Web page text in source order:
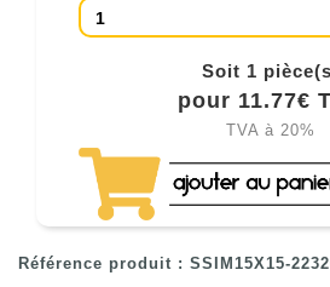
Soit 1
pour 11.77€
TVA à 20%
Référence produit : SSIM15X15-